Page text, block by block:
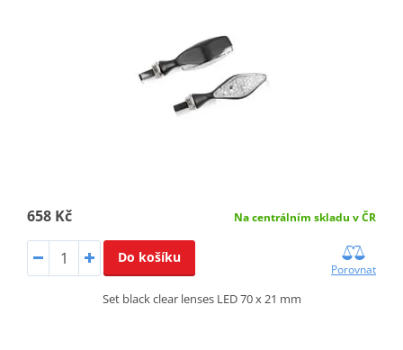
658 Kč Na centrálním skladu v ČR
Do košíku
Porovnat
Set black clear lenses LED 70 x 21 mm